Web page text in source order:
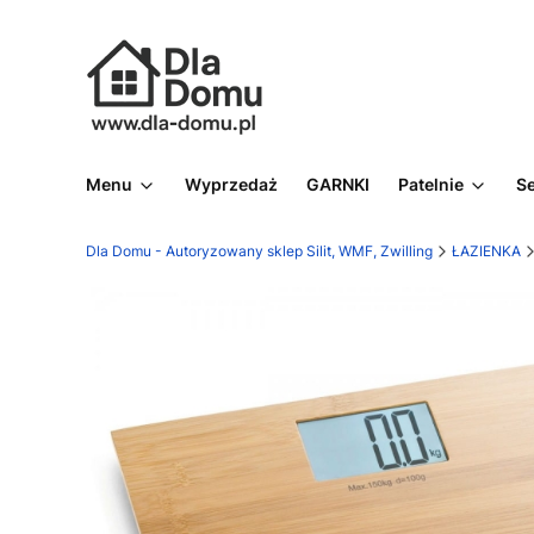
Menu Wyprzedaż GARNKI Patelnie
Dla Domu - Autoryzowany sklep Silit, WMF, Zwilling ŁAZIENKA